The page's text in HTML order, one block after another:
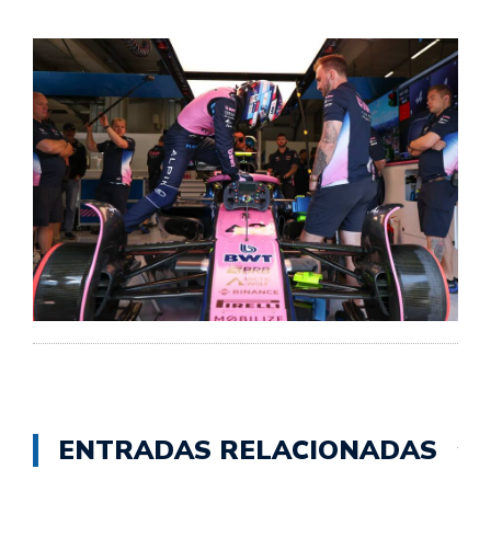
ENTRADAS RELACIONADAS